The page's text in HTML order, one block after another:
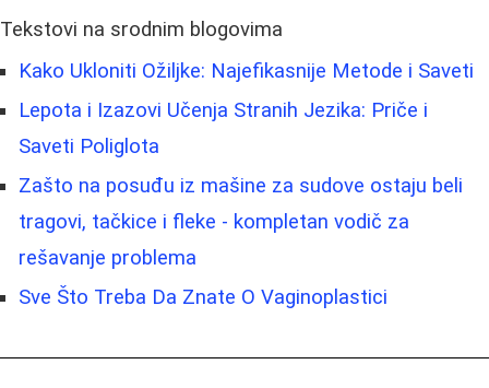
Tekstovi na srodnim blogovima
Kako Ukloniti Ožiljke: Najefikasnije Metode i Saveti
Lepota i Izazovi Učenja Stranih Jezika: Priče i
Saveti Poliglota
Zašto na posuđu iz mašine za sudove ostaju beli
tragovi, tačkice i fleke - kompletan vodič za
rešavanje problema
Sve Što Treba Da Znate O Vaginoplastici